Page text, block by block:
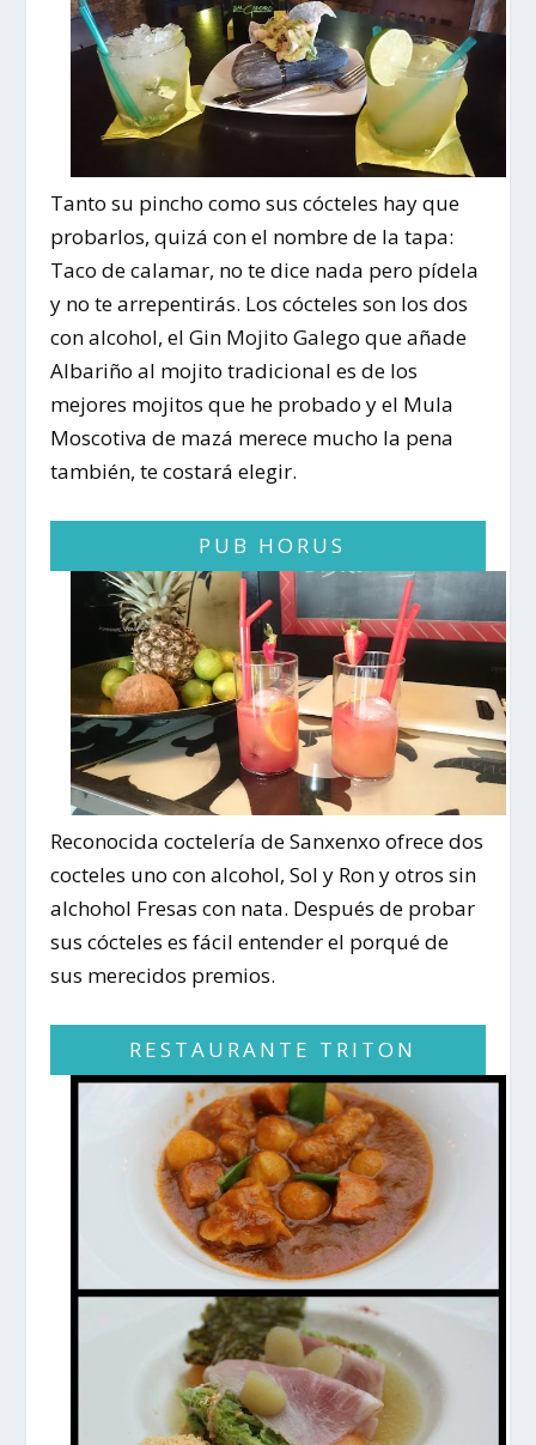
Tanto su pincho como sus cócteles hay que
probarlos, quizá con el nombre de la tapa:
Taco de calamar, no te dice nada pero pídela
y no te arrepentirás. Los cócteles son los dos
con alcohol, elGin Mojito Galego que añade
Albariño al mojito tradicional es de los
mejores mojitos que he probado y el Mula
Moscotiva de mazá merece mucho la pena
también, te costará elegir.
PUB HORUS
Reconocida coctelería de Sanxenxo ofrece dos
cocteles uno con alcohol,Sol y Rony otros sin
alchohol Fresas con nata. Después de probar
sus cócteles es fácil entender el porqué de
sus merecidos premios.
RESTAURANTE TRITON